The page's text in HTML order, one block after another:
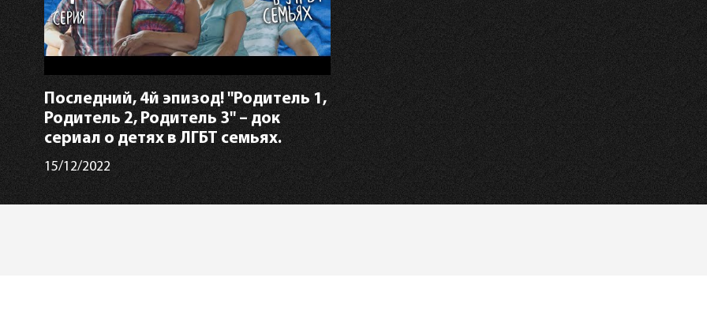
Последний, 4й эпизод! "Родитель 1,
Родитель 2, Родитель 3" – док
сериал о детях в ЛГБТ семьях.
15/12/2022